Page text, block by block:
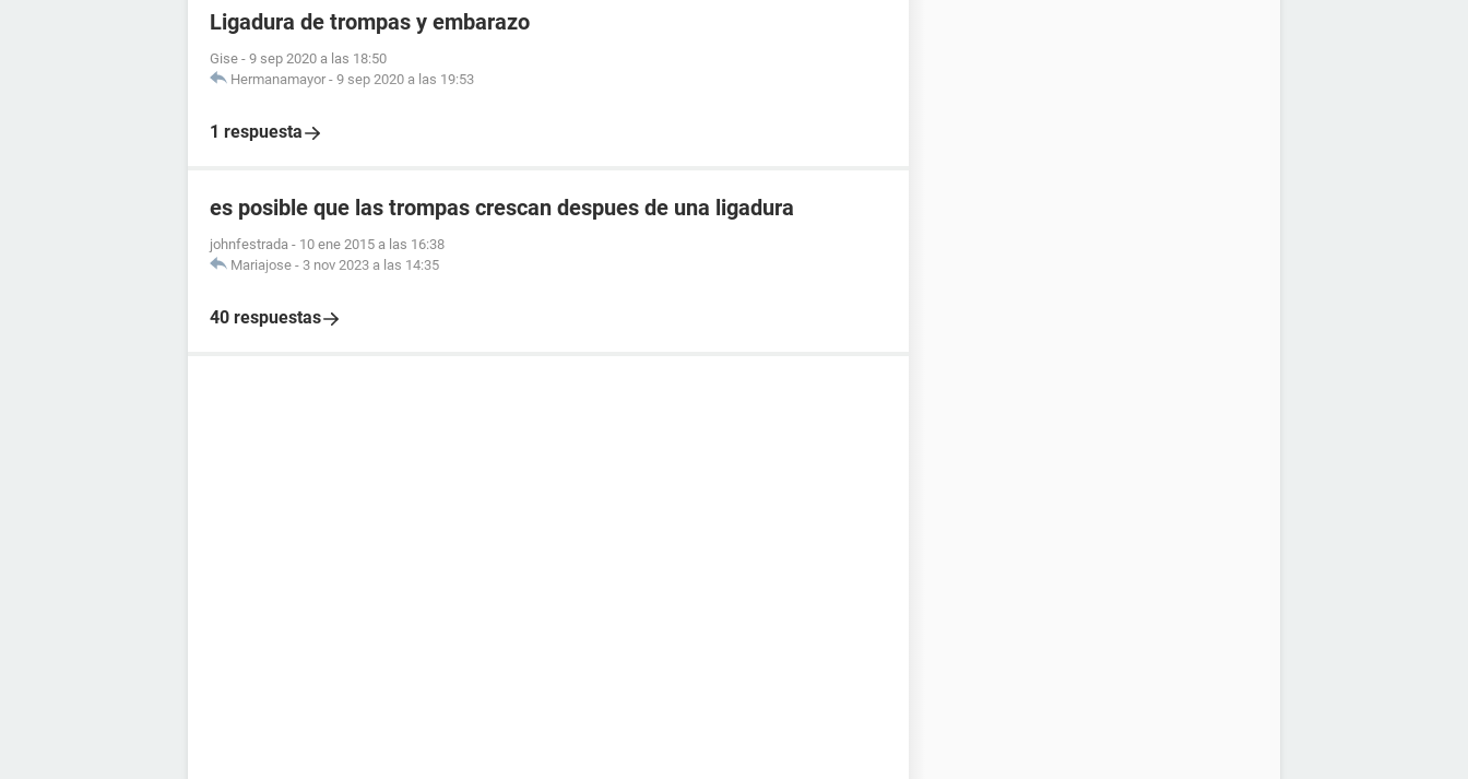
Ligadura de trompas y embarazo
Gise - 9 sep 2020 a las 18:50
Hermanamayor - 9 sep 2020 a las 19:53
1 respuesta
es posible que las trompas crescan despues de una ligadura
johnfestrada - 10 ene 2015 a las 16:38
Mariajose - 3 nov 2023 a las 14:35
40 respuestas